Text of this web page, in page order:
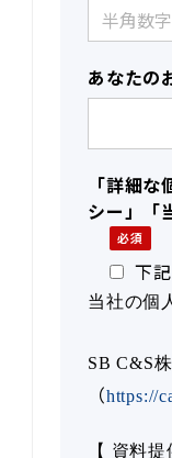
あなたの
「詳細
シー」「
下
当社の個
SB C&S
（https://
【 資料